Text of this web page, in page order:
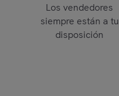
Los vendedores
siempre están a tu
disposición